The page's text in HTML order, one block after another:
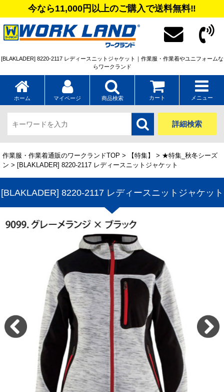
今なら11,000円以上のご購入で送料無料‼
[BLAKLADER] 8220-2117 レディースニットジャケット｜作業服・作業着やユニフォームな
らワークランド
ホーム マイページ 商品検索 カート メニュー
詳細検索
作業服・作業着通販のワークランドTOP > 【特集】 > ★特集_秋冬シーズ
ン > [BLAKLADER] 8220-2117 レディースニットジャケット
[BLAKLADER] 8220-2117 レディースニットジャケット